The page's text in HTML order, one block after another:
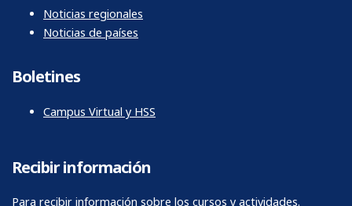
Noticias regionales
Noticias de países
Boletines
Campus Virtual y HSS
Recibir información
Para recibir información sobre los cursos y actividades.